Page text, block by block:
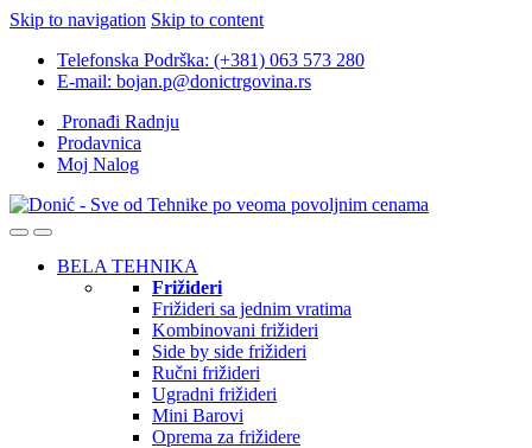
Skip to navigation Skip to content
Telefonska Podrška: (+381) 063 573 280
E-mail: bojan.p@donictrgovina.rs
Pronađi Radnju
Prodavnica
Moj Nalog
BELA TEHNIKA
Frižideri
Frižideri sa jednim vratima
Kombinovani frižideri
Side by side frižideri
Ručni frižideri
Ugradni frižideri
Mini Barovi
Oprema za frižidere